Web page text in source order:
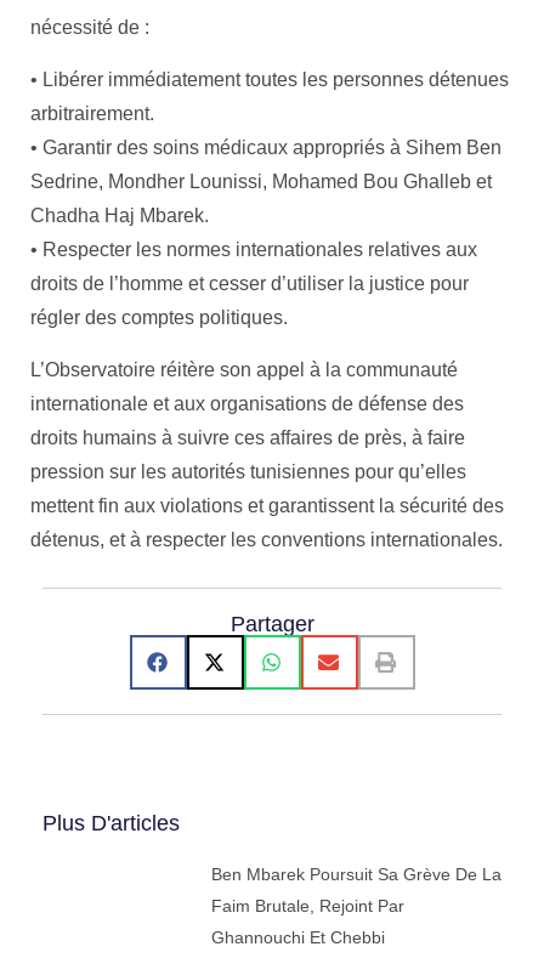
nécessité de :
•⁠ ⁠Libérer immédiatement toutes les personnes détenues
arbitrairement.
•⁠ ⁠Garantir des soins médicaux appropriés à Sihem Ben
Sedrine, Mondher Lounissi, Mohamed Bou Ghalleb et
Chadha Haj Mbarek.
•⁠ ⁠Respecter les normes internationales relatives aux
droits de l’homme et cesser d’utiliser la justice pour
régler des comptes politiques.
L’Observatoire réitère son appel à la communauté
internationale et aux organisations de défense des
droits humains à suivre ces affaires de près, à faire
pression sur les autorités tunisiennes pour qu’elles
mettent fin aux violations et garantissent la sécurité des
détenus, et à respecter les conventions internationales.
Partager
Plus D'articles
Ben Mbarek Poursuit Sa Grève De La
Faim Brutale, Rejoint Par
Ghannouchi Et Chebbi